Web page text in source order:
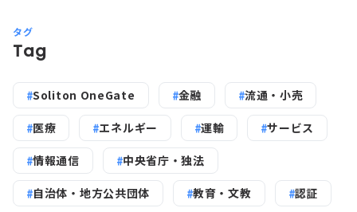
タグ
Tag
Soliton OneGate 金融 流通・小売
医療 エネルギー 運輸 サービス
情報通信 中央省庁・独法
自治体・地方公共団体 教育・文教 認証